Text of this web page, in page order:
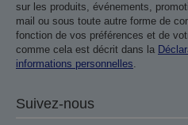
sur les produits, événements,
mail ou sous toute autre forme de
fonction de vos préférences et de
comme cela est décrit dans la
informations personnelles.
Suivez-nous